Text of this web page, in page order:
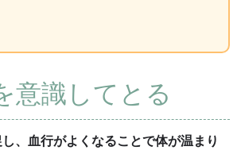
意識してとる
、血行がよくなることで体が温まり